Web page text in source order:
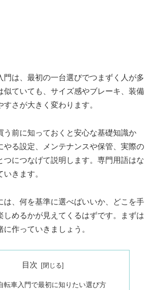
門は、最初の一台選びでつまずく人が多
似ていても、サイズ感やブレーキ、装備
さが大きく変わります。
う前に知っておくと安心な基礎知識か
やる設定、メンテナンスや保管、実際の
つにつなげて説明します。専門用語はな
きます。
は、何を基準に選べばいいか、どこを手
しめるかが見えてくるはずです。まずは
作っていきましょう。
目次
転車入門で最初に知りたい選び方